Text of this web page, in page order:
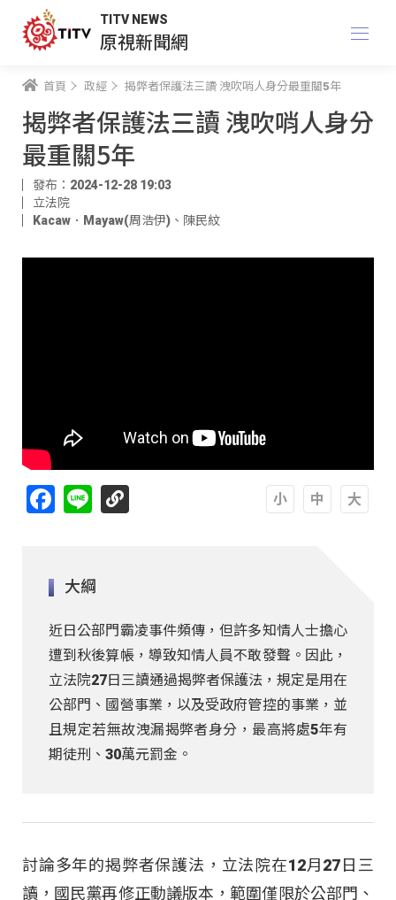
TITV NEWS
原視新聞網
首頁 政經 揭弊者保護法三讀 洩吹哨人身分最重關5年
揭弊者保護法三讀 洩吹哨人身分
最重關5年
發布：2024-12-28 19:03
立法院
Kacaw．Mayaw(周浩伊) 、 陳民紋
Facebook
Line
大綱
近日公部門霸凌事件頻傳，但許多知情人士擔心
遭到秋後算帳，導致知情人員不敢發聲。因此，
立法院27日三讀通過揭弊者保護法，規定是用在
公部門、國營事業，以及受政府管控的事業，並
且規定若無故洩漏揭弊者身分，最高將處5年有
期徒刑、30萬元罰金。
討論多年的揭弊者保護法，立法院在12月27日三
讀，國民黨再修正動議版本，範圍僅限於公部門、